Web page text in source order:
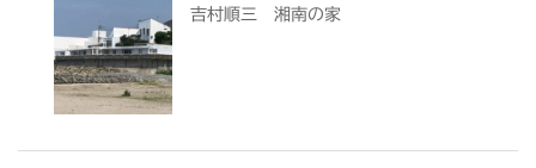
吉村順三 湘南の家